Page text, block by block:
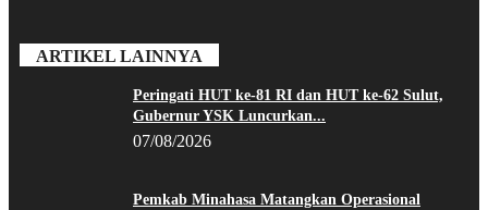
ARTIKEL LAINNYA
Peringati HUT ke-81 RI dan HUT ke-62 Sulut,
Gubernur YSK Luncurkan...
07/08/2026
Pemkab Minahasa Matangkan Operasional